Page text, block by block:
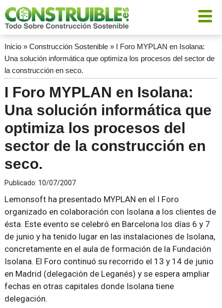
Inicio» Construcción Sostenible» I Foro MYPLAN en Isolana:
Una solución informática que optimiza los procesos del sector de
la construcción en seco.
I Foro MYPLAN en Isolana:
Una solución informática que
optimiza los procesos del
sector de la construcción en
seco.
Publicado: 10/07/2007
Lemonsoft ha presentado MYPLAN en el I Foro
organizado en colaboración con Isolana a los clientes de
ésta. Este evento se celebró en Barcelona los días 6 y 7
de junio y ha tenido lugar en las instalaciones de Isolana,
concretamente en el aula de formación de la Fundación
Isolana. El Foro continuó su recorrido el 13 y 14 de junio
en Madrid (delegación de Leganés) y se espera ampliar
fechas en otras capitales donde Isolana tiene
delegación.